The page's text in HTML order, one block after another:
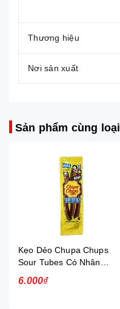
Thương hiệu
Nơi sản xuất
Sản phẩm cùng loại
Kẹo Dẻo Chupa Chups
Sour Tubes Có Nhân
6.000₫